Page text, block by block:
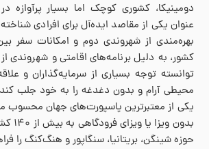
دومینیکا، کشوری کوچک اما بسیار پرآوازه
عنوان یکی از مقاصد ایده‌آل برای افرادی
بهره‌مندی از شهروندی دوم و امکانات سفر
کشور، به دلیل برنامه‌های اقامتی و شهروندی
توانسته توجه بسیاری از سرمایه‌گذاران و
محیطی آرام و بدون دغدغه را به خود جلب
یکی از معتبرترین پاسپورت‌های جهان محسوب
بدون
حوزه شینگن، بریتانیا، سنگاپور و هنگ‌کنگ را